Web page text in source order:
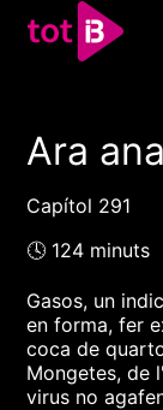
00:00
Ara
Capítol 291
🕓 124 minuts
Gasos, un
en forma, fer
coca de
Mongetes, de
virus no